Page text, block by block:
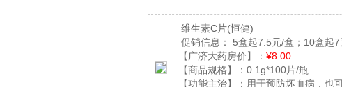
维生素C片(恒健)
促销信息：
5盒起7.5元/盒；10盒起
【广济大药房价】： ¥8.00
【商品规格】： 0.1g*100片/瓶
【功能主治】： 用于预防坏血病，也